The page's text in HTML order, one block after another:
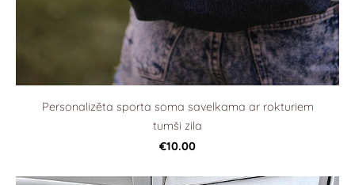
Personalizēta sporta soma savelkama ar rokturiem
tumši zila
€10.00